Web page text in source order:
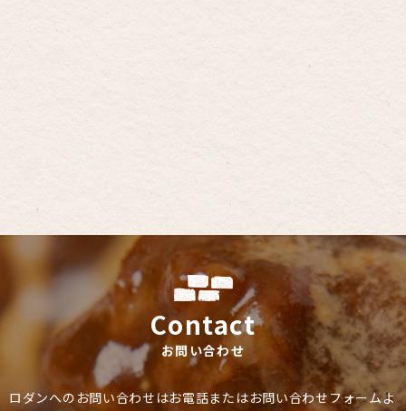
Contact
お問い合わせ
ロダンへのお問い合わせはお電話またはお問い合わせフォームよ